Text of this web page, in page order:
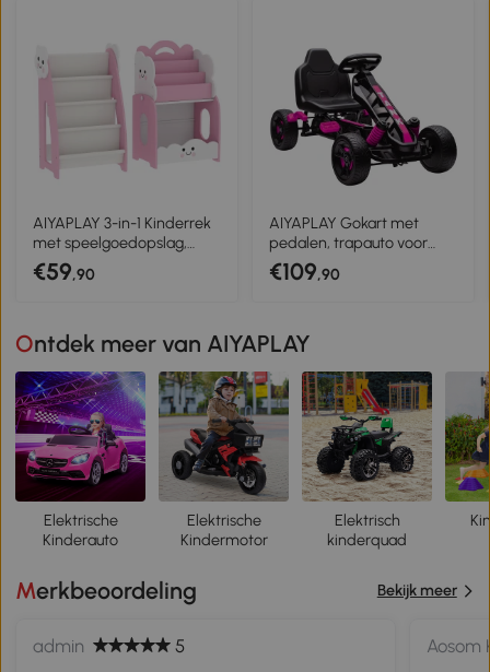
AIYAPLAY 3-in-1 Kinderrek
met speelgoedopslag,
Modulair boekenrek met 4
vakken & 3 lagen en
€59,90
AIYAPLAY Gokart met
pedalen, trapauto voor
kinderen met rem, antislip
wielen, metalen frame, 3-6
€109,90
Ontdek meer van AIYAPLAY
Elektrische
Kinderauto
Elektrische
Kindermotor
Elektrisch
kinderquad
Merkbeoordeling Bekijk meer
admin 5 Aosom